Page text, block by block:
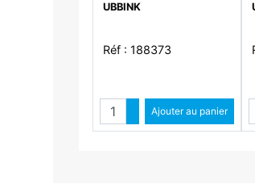
traité
UBBINK
Réf : 188373
QuantitéAugmenter quantité
Diminuer quantité
Ajouter au panier